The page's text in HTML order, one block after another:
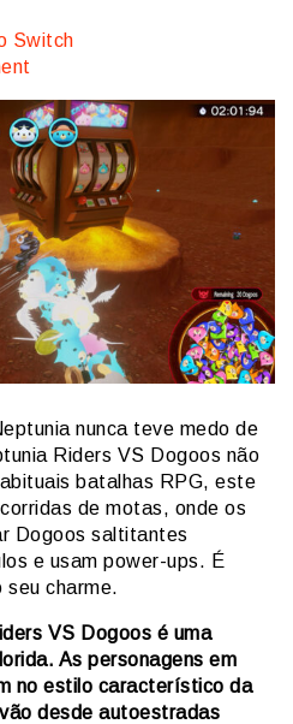
Switch
nunca teve medo de
Riders VS Dogoos não
batalhas RPG, este
de motas, onde os
Dogoos saltitantes
e usam power-ups. É
seu charme.
VS Dogoos é uma
As personagens em
no estilo característico da
desde autoestradas